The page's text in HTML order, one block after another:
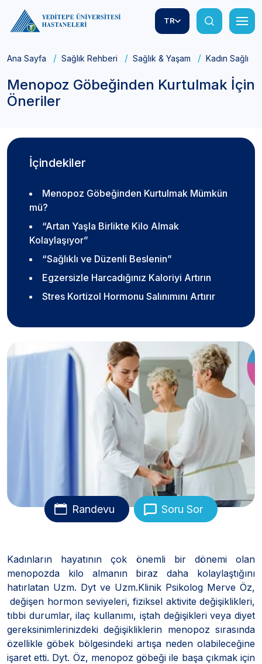
TR
Ana Sayfa Sağlık Rehberi Sağlık & Yaşam Kadın Sağlığı
Menopoz Göbeğinden Kurtulmak İçin
Öneriler
İçindekiler
Menopoz Göbeğinden Kurtulmak Mümkün
mü?
“Artan Yaşla Birlikte Kilo Almak
Kolaylaşıyor”
“Sağlıklı ve Düzenli Beslenin”
Egzersizle Harcadığınız Kaloriyi Artırın
Stres Kortizol Hormonu Salınımını Artırır
Randevu Soru Sor
Kadınların hayatının çok önemli bir dönemi olan
menopozda kilo almanın biraz daha kolaylaştığını
hatırlatan Uzm. Dyt ve Uzm.Klinik Psikolog Merve Öz,
değişen hormon seviyeleri, fiziksel aktivite değişiklikleri,
tıbbi durumlar, ilaç kullanımı, iştah değişikleri veya diyet
gereksinimlerinizdeki değişikliklerin menopoz sırasında
özellikle göbek bölgesindeki artışa neden olabileceğine
işaret etti. Dyt. Öz, menopoz göbeği ile başa çıkmak için